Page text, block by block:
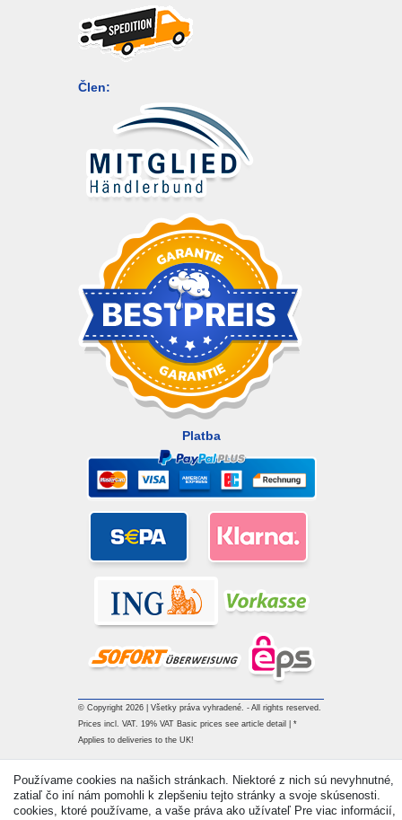
Člen:
Platba
© Copyright 2026 | Všetky práva vyhradené. - All rights reserved.
Prices incl. VAT. 19% VAT Basic prices see article detail | *
Applies to deliveries to the UK!
Používame cookies na našich stránkach. Niektoré z nich sú nevyhnutné,
zatiaľ čo iní nám pomohli k zlepšeniu tejto stránky a svoje skúsenosti.
cookies, ktoré používame, a vaše práva ako užívateľ Pre viac informácií,
Withdraw from contract here Kontakt